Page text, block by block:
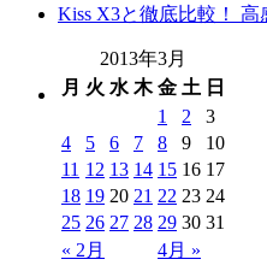
Kiss X3と徹底比較！ 高
2013年3月
月 火 水 木 金 土 日
« 2月 4月 »
1 2
3
4
5 6 7 8 9
10
11 12 13 14 15 16 17
18 19 20 21 22 23 24
25 26 27 28 29 30 31